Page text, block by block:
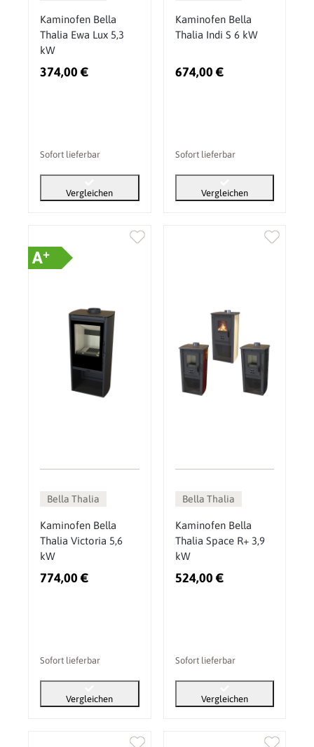
Kaminofen Bella
Thalia Ewa Lux 5,3
kW
374,00 €
Sofort lieferbar
Vergleichen
Kaminofen Bella
Thalia Indi S 6 kW
674,00 €
Sofort lieferbar
Vergleichen
A+
Bella Thalia
Kaminofen Bella
Thalia Victoria 5,6
kW
774,00 €
Sofort lieferbar
Vergleichen
Bella Thalia
Kaminofen Bella
Thalia Space R+ 3,9
kW
524,00 €
Sofort lieferbar
Vergleichen